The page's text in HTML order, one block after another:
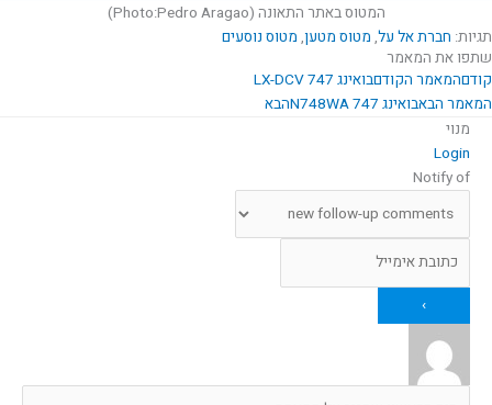
המטוס באתר התאונה (Photo:Pedro Aragao)
תגיות: חברת אל על, מטוס מטען, מטוס נוסעים
שתפו את המאמר
קודםהמאמר הקודםבואינג LX-DCV 747
המאמר הבאבואינג N748WA 747
הבא
מנוי
Login
Notify of